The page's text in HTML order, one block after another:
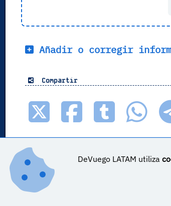
Añadir o corregir
Compartir
DeVuego LATAM ES_COR es parte de ©
DeVuego LATAM es parte de DeVuego
Sobre DeVuego LATAM ES_COR
DeVuego LATAM utiliza